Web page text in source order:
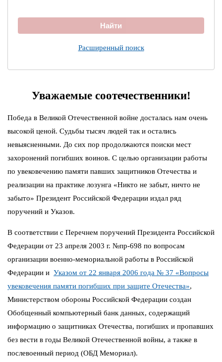
Найти
Расширенный поиск
Уважаемые соотечественники!
Победа в Великой Отечественной войне досталась нам очень
высокой ценой. Судьбы тысяч людей так и остались
невыясненными. До сих пор продолжаются поиски мест
захоронений погибших воинов. С целью организации работы
по увековечению памяти павших защитников Отечества и
реализации на практике лозунга «Никто не забыт, ничто не
забыто» Президент Российской Федерации издал ряд
поручений и Указов.
В соответствии с Перечнем поручений Президента Российской
Федерации от 23 апреля 2003 г. №пр-698 по вопросам
организации военно-мемориальной работы в Российской
Федерации и Указом от 22 января 2006 года № 37 «Вопросы
увековечения памяти погибших при защите Отечества»,
Министерством обороны Российской Федерации создан
Обобщенный компьютерный банк данных, содержащий
информацию о защитниках Отечества, погибших и пропавших
без вести в годы Великой Отечественной войны, а также в
послевоенный период (ОБД Мемориал).